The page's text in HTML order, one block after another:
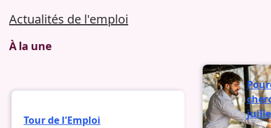
Actualités de l'emploi
À la une
Tour de l'Emploi